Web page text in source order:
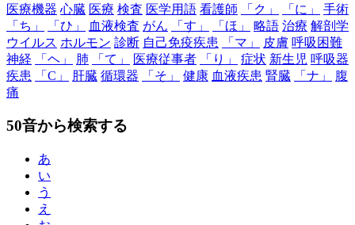
医療機器 心臓 医療 検査 医学用語 看護師 「ク」 「に」
手術
「ち」
「ひ」 血液検査 がん 「す」 「ほ」 略語 治療 解剖学
ウイルス ホルモン 診断 自己免疫疾患 「マ」 皮膚 呼吸困難
神経
「ヘ」 肺 「て」 医療従事者 「り」 症状 新生児 呼吸器
疾患
「C」 肝臓 循環器 「そ」 健康 血液疾患 腎臓 「ナ」
腹
痛
50音から検索する
あ
い
う
え